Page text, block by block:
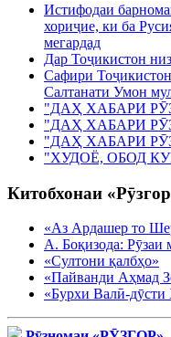
Истифодаи
хориҷие, ки ба
мегардад
Дар Тоҷикистон
Сафири Тоҷикистон
Салтанати Умон
"ДАҲ ХАБАРИ РӮЗ"
"ДАҲ ХАБАРИ РӮЗ"
"ДАҲ ХАБАРИ РӮЗ"
"ХУДОЁ, ОБОД
Китобхонаи
«Аз Ардашер то
А. Боқизода: Рӯзаи
«Султони қалбҳо»
«Пайванди Аҳмад
«Бурхи Валӣ-дӯсти